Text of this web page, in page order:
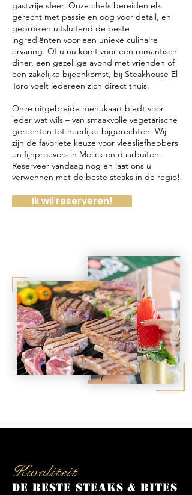
gastvrije sfeer. Onze chefs bereiden elk
gerecht met passie en oog voor detail, en
gebruiken uitsluitend de beste
ingrediënten voor een unieke culinaire
ervaring. Of u nu komt voor een romantisch
diner, een gezellige avond met vrienden of
een zakelijke bijeenkomst, bij Steakhouse El
Toro voelt iedereen zich direct thuis.
Onze uitgebreide menukaart biedt voor
ieder wat wils – van smaakvolle vegetarische
gerechten tot heerlijke bijgerechten. Wij
zijn de favoriete keuze voor vleesliefhebbers
en fijnproevers in Melick en daarbuiten.
Reserveer vandaag nog en laat ons u
verwennen met de beste steaks in de regio!
Ik wil reserveren!
Kwaliteit
De beste steaks & bites